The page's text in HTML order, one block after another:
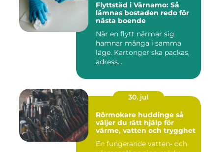
Flyttstäd i Värnamo: Så
lämnas bostaden redo för
nästa boende
När en flytt närmar sig
hamnar många i samma
läge. Kartonger ska packas,
adress...
30. jul
Rörmokare huddinge så
väljer du rätt hjälp för
värme, vatten och trygghet
En fungerande vatten- och